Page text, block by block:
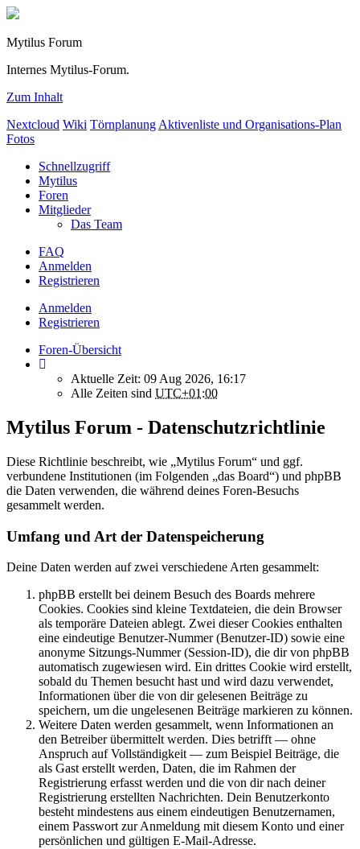
Mytilus Forum
Internes Mytilus-Forum.
Zum Inhalt
Nextcloud Wiki Törnplanung Aktivenliste und Organisations-Plan
Fotos
Schnellzugriff
Mytilus
Foren
Mitglieder
Das Team
FAQ
Anmelden
Registrieren
Anmelden
Registrieren
Foren-Übersicht
Aktuelle Zeit: 09 Aug 2026, 16:17
Alle Zeiten sind UTC+01:00
Mytilus Forum - Datenschutzrichtlinie
Diese Richtlinie beschreibt, wie „Mytilus Forum“ und ggf.
verbundene Institutionen (im Folgenden „das Board“) und phpBB
die Daten verwenden, die während deines Foren-Besuchs
gesammelt werden.
Umfang und Art der Datenspeicherung
Deine Daten werden auf zwei verschiedene Arten gesammelt:
phpBB erstellt bei deinem Besuch des Boards mehrere
Cookies. Cookies sind kleine Textdateien, die dein Browser
als temporäre Dateien ablegt. Zwei dieser Cookies enthalten
eine eindeutige Benutzer-Nummer (Benutzer-ID) sowie eine
anonyme Sitzungs-Nummer (Session-ID), die dir von phpBB
automatisch zugewiesen wird. Ein drittes Cookie wird erstellt,
sobald du Themen besucht hast und wird dazu verwendet,
Informationen über die von dir gelesenen Beiträge zu
speichern, um die ungelesenen Beiträge markieren zu können.
Weitere Daten werden gesammelt, wenn Informationen an
den Betreiber übermittelt werden. Dies betrifft — ohne
Anspruch auf Vollständigkeit — zum Beispiel Beiträge, die
als Gast erstellt werden, Daten, die im Rahmen der
Registrierung erfasst werden und die von dir nach deiner
Registrierung erstellten Nachrichten. Dein Benutzerkonto
besteht mindestens aus einem eindeutigen Benutzernamen,
einem Passwort zur Anmeldung mit diesem Konto und einer
persönlichen und gültigen E-Mail-Adresse.